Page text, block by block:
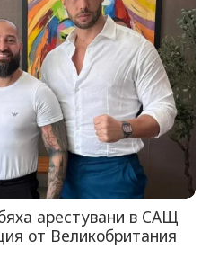
арестувани в САЩ
от Великобритания